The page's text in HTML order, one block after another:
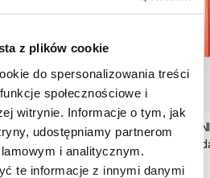
z plików cookie
do spersonalizowania treści
społecznościowe i
witrynie. Informacje o tym, jak
udostępniamy partnerom
i analitycznym.
te informacje z innymi danymi
pasta
Promocja
SWISSDENT
zębów Soft (2+1 za
44,90 Zł